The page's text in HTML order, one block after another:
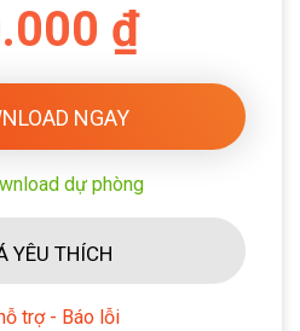
₫
NGAY
dự phòng
YÊU THÍCH
trợ - Báo lỗi